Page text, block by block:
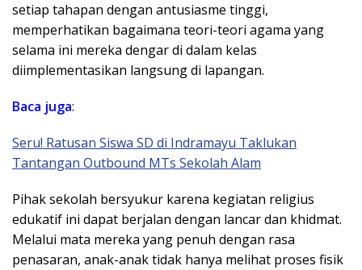
setiap tahapan dengan antusiasme tinggi,
memperhatikan bagaimana teori-teori agama yang
selama ini mereka dengar di dalam kelas
diimplementasikan langsung di lapangan.
Baca juga:
Seru! Ratusan Siswa SD di Indramayu Taklukan
Tantangan Outbound MTs Sekolah Alam
​Pihak sekolah bersyukur karena kegiatan religius
edukatif ini dapat berjalan dengan lancar dan khidmat.
Melalui mata mereka yang penuh dengan rasa
penasaran, anak-anak tidak hanya melihat proses fisik